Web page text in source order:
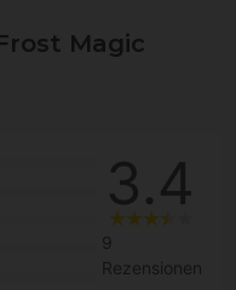
Magic
3.4
9
Rezensionen